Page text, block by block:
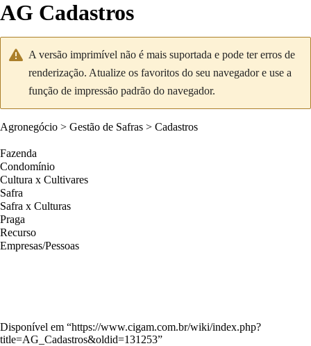
AG Cadastros
A versão imprimível não é mais suportada e pode ter erros de
renderização. Atualize os favoritos do seu navegador e use a
função de impressão padrão do navegador.
Agronegócio > Gestão de Safras > Cadastros
Fazenda
Condomínio
Cultura x Cultivares
Safra
Safra x Culturas
Praga
Recurso
Empresas/Pessoas
Disponível em “https://www.cigam.com.br/wiki/index.php?
title=AG_Cadastros&oldid=131253”